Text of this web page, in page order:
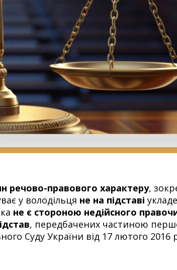
речово-правового характеру,
у володільця не на підставі
не є стороною недійсного
, передбачених частиною
Суду України від 17 лютого 2016